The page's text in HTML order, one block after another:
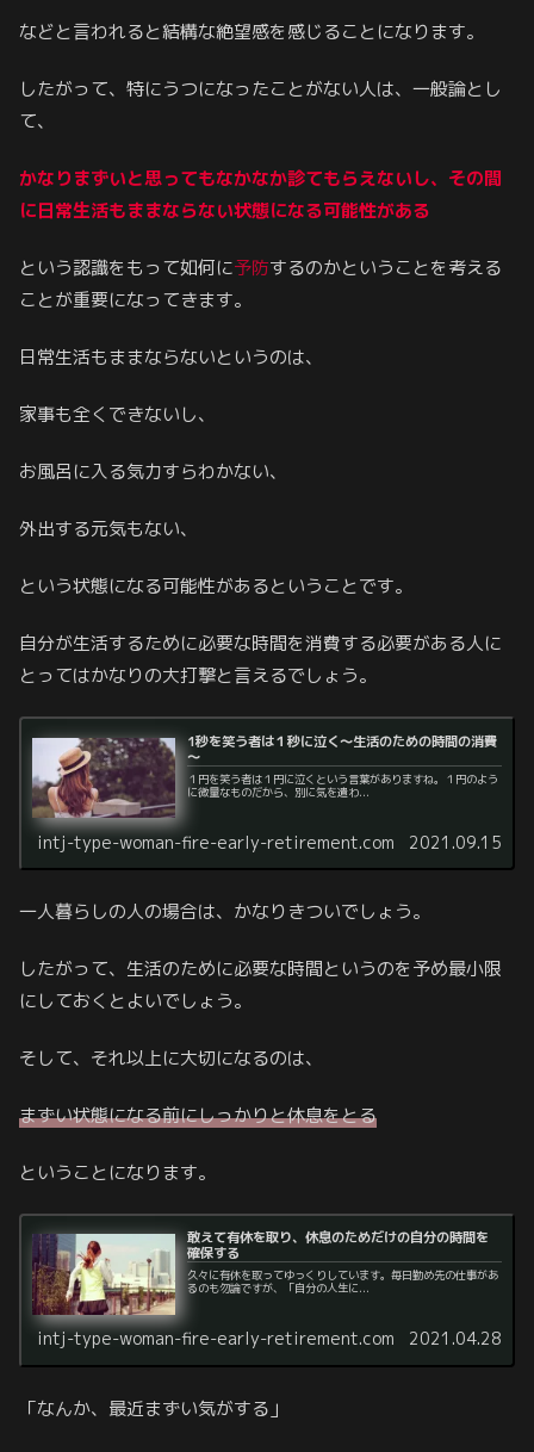
などと言われると結構な絶望感を感じることになります。
したがって、特にうつになったことがない人は、一般論とし
て、
かなりまずいと思ってもなかなか診てもらえないし、その間
に日常生活もままならない状態になる可能性がある
という認識をもって如何に予防するのかということを考える
ことが重要になってきます。
日常生活もままならないというのは、
家事も全くできないし、
お風呂に入る気力すらわかない、
外出する元気もない、
という状態になる可能性があるということです。
自分が生活するために必要な時間を消費する必要がある人に
とってはかなりの大打撃と言えるでしょう。
1秒を笑う者は１秒に泣く～生活のための時間の消費
～
１円を笑う者は１円に泣くという言葉がありますね。１円のよう
に微量なものだから、別に気を遣わ...
intj-type-woman-fire-early-retirement.com 2021.09.15
一人暮らしの人の場合は、かなりきついでしょう。
したがって、生活のために必要な時間というのを予め最小限
にしておくとよいでしょう。
そして、それ以上に大切になるのは、
まずい状態になる前にしっかりと休息をとる
ということになります。
敢えて有休を取り、休息のためだけの自分の時間を
確保する
久々に有休を取ってゆっくりしています。毎日勤め先の仕事があ
るのも勿論ですが、「自分の人生に...
intj-type-woman-fire-early-retirement.com 2021.04.28
「なんか、最近まずい気がする」